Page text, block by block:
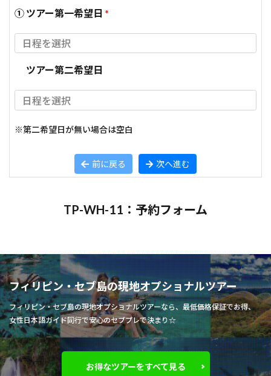
① ツアー第一希望日 *
ツアー第二希望日
※第二希望日が無い場合は空白
前に戻る 次へ進む
TP-WH-11：予約フォーム
フィリピン・セブ島の現地オプショナルツアー
フィリピン・セブ島の現地オプショナルツアーなら、最低価格保証でお得、
女性日本語ガイド同行で安心のセブプレで決まり☆
お得なツアーをすべて見る